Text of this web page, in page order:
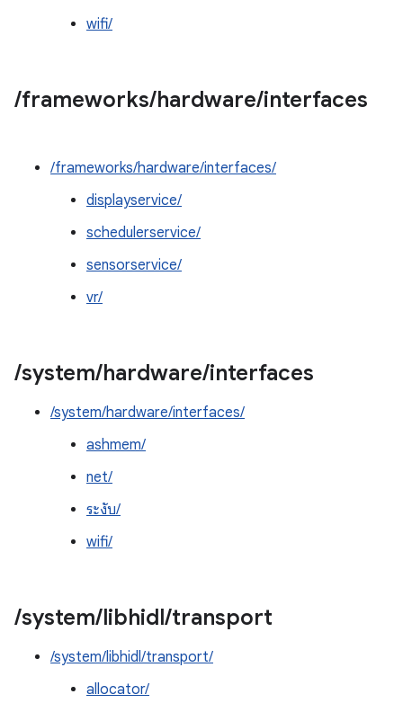
wifi/
/frameworks/hardware/interfaces
/frameworks/hardware/interfaces/
displayservice/
schedulerservice/
sensorservice/
vr/
/system/hardware/interfaces
/system/hardware/interfaces/
ashmem/
net/
ระงับ/
wifi/
/system/libhidl/transport
/system/libhidl/transport/
allocator/